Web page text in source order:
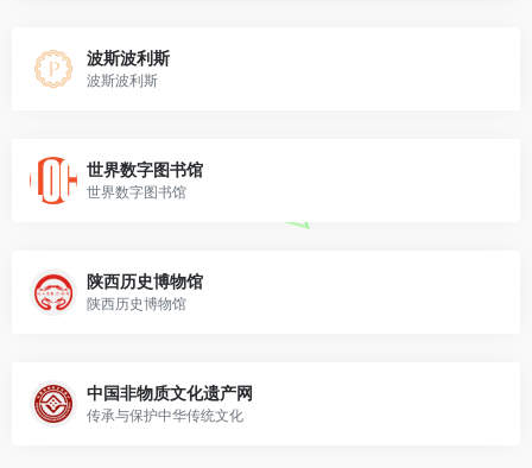
波斯波利斯
波斯波利斯
世界数字图书馆
世界数字图书馆
陕西历史博物馆
陕西历史博物馆
中国非物质文化遗产网
传承与保护中华传统文化